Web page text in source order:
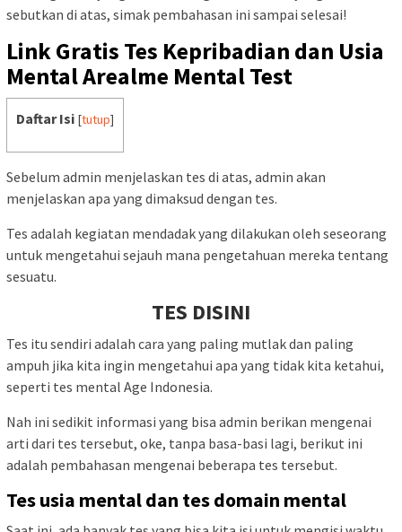
sebutkan di atas, simak pembahasan ini sampai selesai!
Link Gratis Tes Kepribadian dan Usia
Mental Arealme Mental Test
Daftar Isi [tutup]
Sebelum admin menjelaskan tes di atas, admin akan
menjelaskan apa yang dimaksud dengan tes.
Tes adalah kegiatan mendadak yang dilakukan oleh seseorang
untuk mengetahui sejauh mana pengetahuan mereka tentang
sesuatu.
TES DISINI
Tes itu sendiri adalah cara yang paling mutlak dan paling
ampuh jika kita ingin mengetahui apa yang tidak kita ketahui,
seperti tes mental Age Indonesia.
Nah ini sedikit informasi yang bisa admin berikan mengenai
arti dari tes tersebut, oke, tanpa basa-basi lagi, berikut ini
adalah pembahasan mengenai beberapa tes tersebut.
Tes usia mental dan tes domain mental